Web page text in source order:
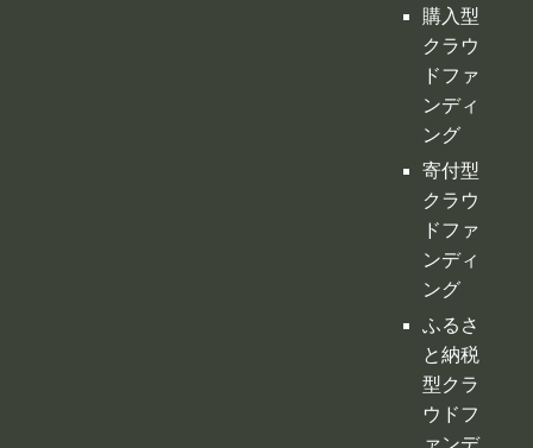
購入型
クラウ
ドファ
ンディ
ング
寄付型
クラウ
ドファ
ンディ
ング
ふるさ
と納税
型クラ
ウドフ
ァンデ